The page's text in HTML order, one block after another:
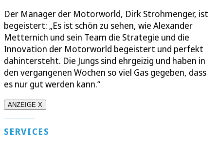
Der Manager der Motorworld, Dirk Strohmenger, ist
begeistert: „Es ist schön zu sehen, wie Alexander
Metternich und sein Team die Strategie und die
Innovation der Motorworld begeistert und perfekt
dahintersteht. Die Jungs sind ehrgeizig und haben in
den vergangenen Wochen so viel Gas gegeben, dass
es nur gut werden kann.“
ANZEIGE X
SERVICES